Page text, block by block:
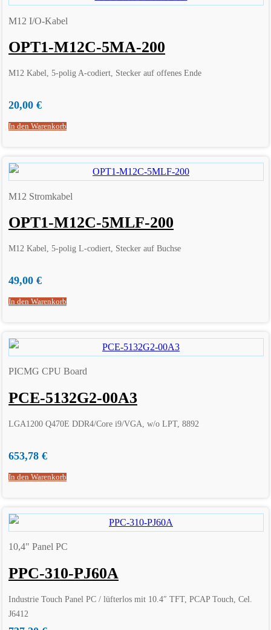
M12 I/O-Kabel
OPT1-M12C-5MA-200
M12 Kabel, 5-polig A-codiert, Stecker auf offenes Ende
20,00 €
In den Warenkorb
M12 Stromkabel
OPT1-M12C-5MLF-200
M12 Kabel, 5-polig L-codiert, Stecker auf Buchse
49,00 €
In den Warenkorb
PICMG CPU Board
PCE-5132G2-00A3
LGA1200 Q470E DDR4/Core i9/VGA, w/o LPT, 8892
653,78 €
In den Warenkorb
10,4" Panel PC
PPC-310-PJ60A
Industrie Touch Panel PC / lüfterlos mit 10.4″ TFT, PCAP Touch, Cel.
J6412